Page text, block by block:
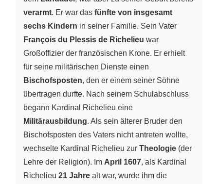
verarmt. Er war das fünfte von insgesamt
sechs Kindern in seiner Familie. Sein Vater
François du Plessis de Richelieu war
Großoffizier der französischen Krone. Er erhielt
für seine militärischen Dienste einen
Bischofsposten, den er einem seiner Söhne
übertragen durfte. Nach seinem Schulabschluss
begann Kardinal Richelieu eine
Militärausbildung. Als sein älterer Bruder den
Bischofsposten des Vaters nicht antreten wollte,
wechselte Kardinal Richelieu zur Theologie (der
Lehre der Religion). Im April 1607, als Kardinal
Richelieu 21 Jahre alt war, wurde ihm die